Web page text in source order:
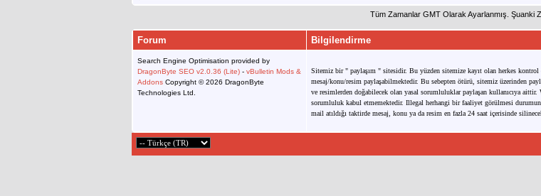
Tüm Zamanlar GMT Olarak Ayarlanmış. Şuanki
Forum Bilgilendirme
Search Engine Optimisation provided by
DragonByte SEO v2.0.36 (Lite) - vBulletin Mods &
Addons Copyright © 2026 DragonByte
Technologies Ltd.
Sitemiz bir " paylaşım " sitesidir. Bu yüzden sitemize kayıt olan herkes
mesaj/konu/resim paylaşabilmektedir. Bu sebepten ötürü, sitemiz üzerinden
ve resimlerden doğabilecek olan yasal sorumluluklar paylaşan kullanıcıya aittir.
sorumluluk kabul etmemektedir. Illegal herhangi bir faaliyet görülmesi
mail atıldığı taktirde mesaj, konu ya da resim en fazla 24 saat içerisinde